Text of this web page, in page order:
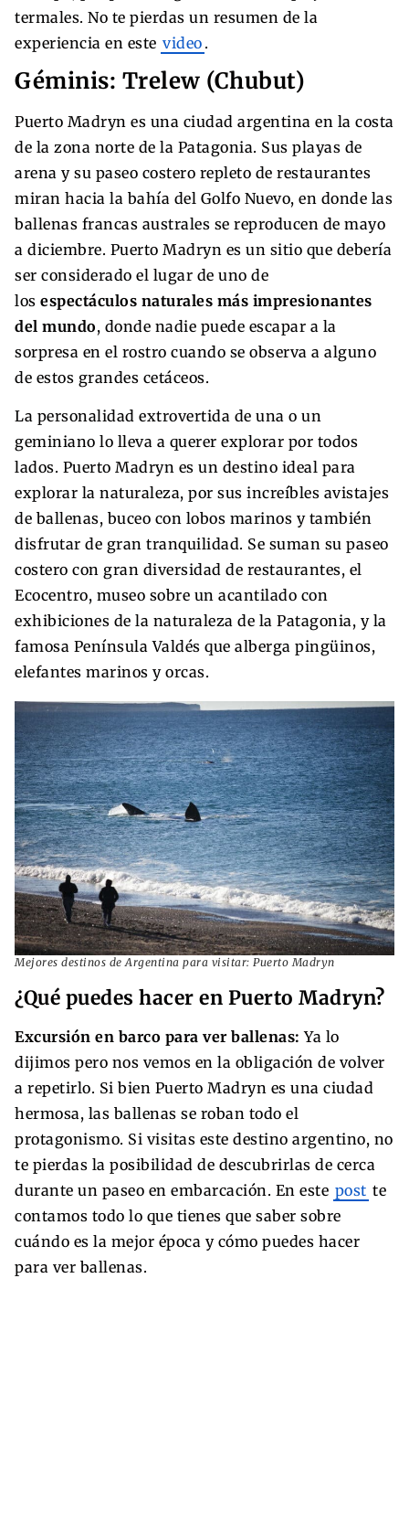
termales. No te pierdas un resumen de la
experiencia en este video .
Géminis: Trelew (Chubut)
Puerto Madryn es una ciudad argentina en la costa
de la zona norte de la Patagonia. Sus playas de
arena y su paseo costero repleto de restaurantes
miran hacia la bahía del Golfo Nuevo, en donde las
ballenas francas australes se reproducen de mayo
a diciembre. Puerto Madryn es un sitio que debería
ser considerado el lugar de uno de
los espectáculos naturales más impresionantes
del mundo, donde nadie puede escapar a la
sorpresa en el rostro cuando se observa a alguno
de estos grandes cetáceos.
La personalidad extrovertida de una o un
geminiano lo lleva a querer explorar por todos
lados. Puerto Madryn es un destino ideal para
explorar la naturaleza, por sus increíbles avistajes
de ballenas, buceo con lobos marinos y también
disfrutar de gran tranquilidad. Se suman su paseo
costero con gran diversidad de restaurantes, el
Ecocentro, museo sobre un acantilado con
exhibiciones de la naturaleza de la Patagonia, y la
famosa Península Valdés que alberga pingüinos,
elefantes marinos y orcas.
Mejores destinos de Argentina para visitar: Puerto Madryn
¿Qué puedes hacer en Puerto Madryn?
Excursión en barco para ver ballenas: Ya lo
dijimos pero nos vemos en la obligación de volver
a repetirlo. Si bien Puerto Madryn es una ciudad
hermosa, las ballenas se roban todo el
protagonismo. Si visitas este destino argentino, no
te pierdas la posibilidad de descubrirlas de cerca
durante un paseo en embarcación. En este post te
contamos todo lo que tienes que saber sobre
cuándo es la mejor época y cómo puedes hacer
para ver ballenas.